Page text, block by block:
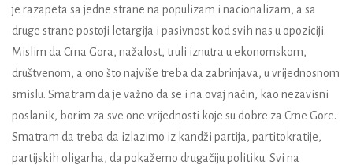
je razapeta sa jedne strane na populizam i nacionalizam, a sa
druge strane postoji letargija i pasivnost kod svih nas u opoziciji.
Mislim da Crna Gora, nažalost, truli iznutra u ekonomskom,
društvenom, a ono što najviše treba da zabrinjava, u vrijednosnom
smislu. Smatram da je važno da se i na ovaj način, kao nezavisni
poslanik, borim za sve one vrijednosti koje su dobre za Crne Gore.
Smatram da treba da izlazimo iz kandži partija, partitokratije,
partijskih oligarha, da pokažemo drugačiju politiku. Svi na